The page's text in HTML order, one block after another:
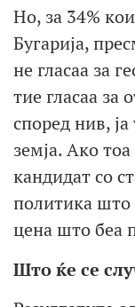
Но, за 34%
Бугарија,
не гласаа за
тие гласаа за
според нив,
земја. Ако
кандидат со
политика што
цена што беа
Што ќе се